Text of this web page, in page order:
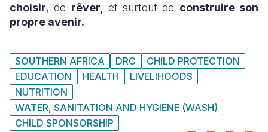
choisir, de rêver, et surtout de construire son
propre avenir.
SOUTHERN AFRICA DRC
CHILD PROTECTION
EDUCATION
HEALTH
LIVELIHOODS
NUTRITION
WATER, SANITATION AND HYGIENE (WASH)
CHILD SPONSORSHIP